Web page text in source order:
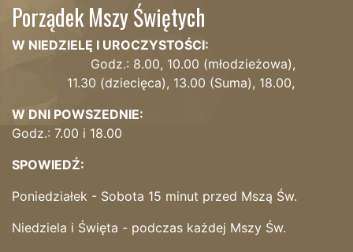
Porządek Mszy Świętych
W NIEDZIELĘ I UROCZYSTOŚCI:
Godz.: 8.00, 10.00 (młodzieżowa),
11.30 (dziecięca), 13.00 (Suma), 18.00,
W DNI POWSZEDNIE:
Godz.: 7.00 i 18.00
SPOWIEDŹ:
Poniedziałek - Sobota 15 minut przed Mszą Św.
Niedziela i Święta - podczas każdej Mszy Św.